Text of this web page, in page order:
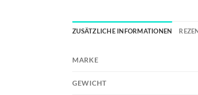
ZUSÄTZLICHE INFORMATIONEN
MARKE
GEWICHT